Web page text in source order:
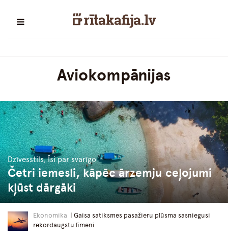
Aviokompānijas
Dzīvesstils, Īsi par svarīgo
Četri iemesli, kāpēc ārzemju ceļojumi
kļūst dārgāki
Ekonomika | Gaisa satiksmes pasažieru plūsma sasniegusi
rekordaugstu līmeni